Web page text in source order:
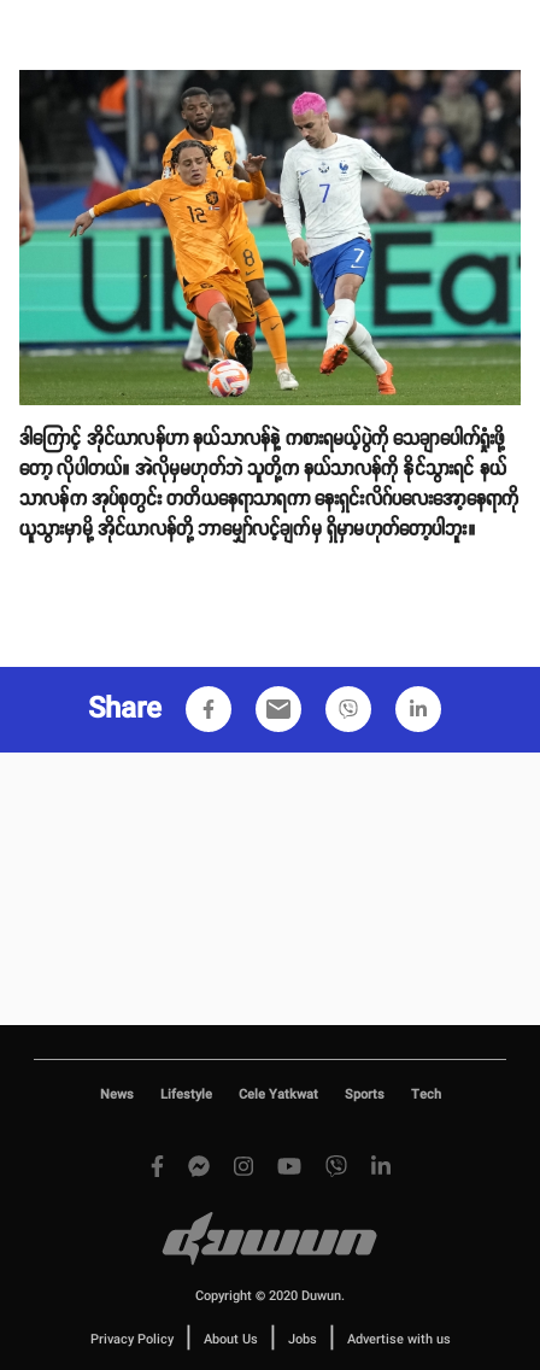
ဒါကြောင့် အိုင်ယာလန်ဟာ နယ်သာလန်နဲ့ ကစားရမယ့်ပွဲကို သေချာပေါက်ရှုံးဖို့
တော့ လိုပါတယ်။ အဲလိုမှမဟုတ်ဘဲ သူတို့က နယ်သာလန်ကို နိုင်သွားရင် နယ်
သာလန်က အုပ်စုတွင်း တတိယနေရာသာရကာ နေးရှင်းလိဂ်ပလေးအော့နေရာကို
ယူသွားမှာမို့ အိုင်ယာလန်တို့ ဘာမျှော်လင့်ချက်မှ ရှိမှာမဟုတ်တော့ပါဘူး။
Share email
News Lifestyle Cele Yatkwat Sports Tech
Copyright © 2020 Duwun.
Privacy Policy | About Us | Jobs | Advertise with us